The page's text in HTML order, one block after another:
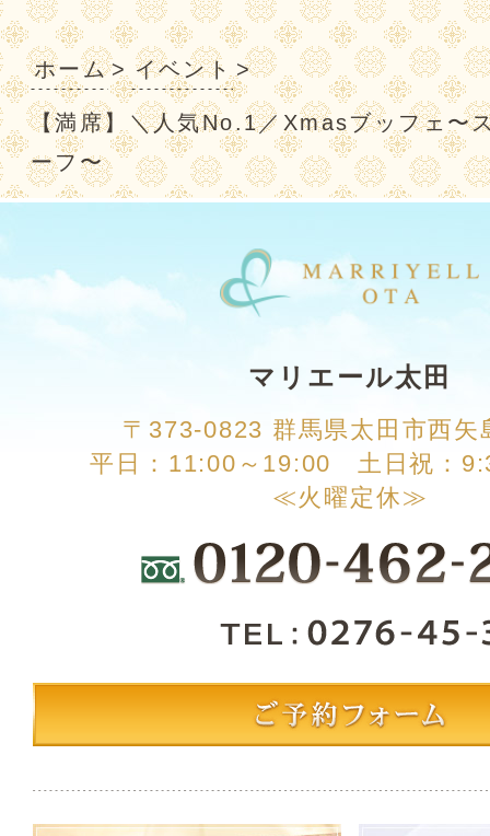
ホーム イベント
【満席】＼人気No.1／Xmasブッフェ〜
ーフ〜
マリエール太田
〒373-0823 群馬県太田市西矢
平日：11:00～19:00 土日祝：
≪火曜定休≫